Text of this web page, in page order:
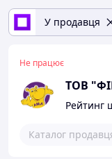
У продавця
Не працює
ТОВ
Рейтинг
Каталог